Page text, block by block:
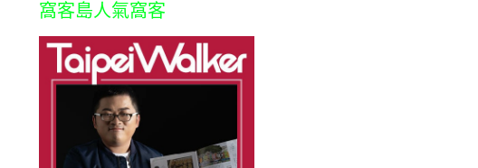
窩客島人氣窩客